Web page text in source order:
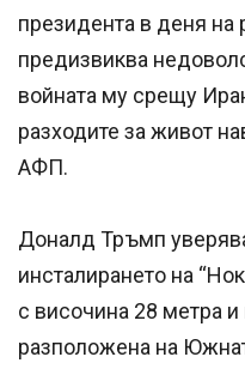
президента в деня
предизвиква
войната му срещу
разходите за живот
АФП.
Доналд Тръмп
инсталирането на
с височина 28 метра и
разположена на